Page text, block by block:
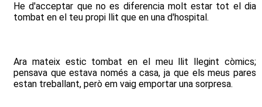
He d'acceptar que no es diferencia molt estar tot el dia
tombat en el teu propi llit que en una d'hospital.
Ara mateix estic tombat en el meu llit llegint còmics;
pensava que estava només a casa, ja que els meus pares
estan treballant, però em vaig emportar una sorpresa.